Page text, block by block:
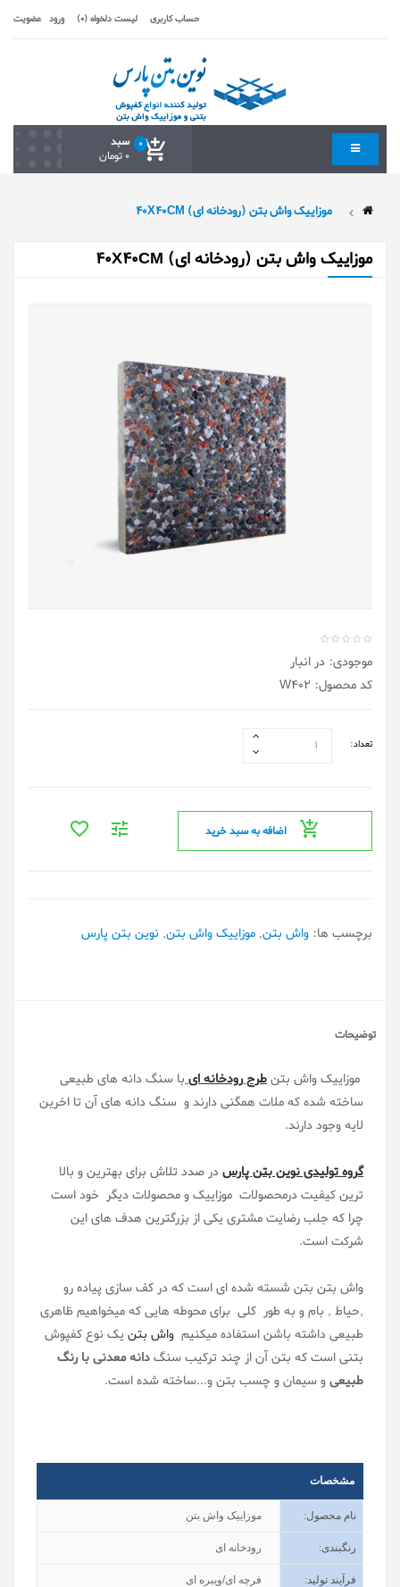
حساب کاربری لیست دلخواه (0) ورود عضویت
سبد 0
0 تومان
موزایيک واش بتن (رودخانه ای) 40X40CM
موزایيک واش بتن (رودخانه ای) 40X40CM
موجودی: در انبار
کد محصول: W402
تعداد:
اضافه به سبد خرید
برچسب ها: واش بتن, موزاییک واش بتن, نوین بتن پارس
توضیحات
موزاییک واش بتنطرح رودخانه ای با سنگ دانه های طبیعی
ساخته شده که ملات همگنی دارند و سنگ دانه های آن تا اخرین
لایه وجود دارند.
گروه تولیدی نوین بتن پارس در صدد تلاش برای بهترین و بالا
ترین کیفیت درمحصولات موزاییک و محصولات دیگر خود است
چرا که جلب رضایت مشتری یکی از بزرگترین هدف های این
شرکت است.
واش بتن بتن شسته شده ای است که در کف سازی پیاده رو
,حیاط , بام و به طور کلی برای محوطه هایی که میخواهیم ظاهری
طبیعی داشته باشن استفاده میکنیم واش بتن یک نوع کفپوش
بتنی است که بتن آن از چند ترکیب سنگدانه معدنی با رنگ
طبیعیو سیمان و چسب بتن و...ساخته شده است.
مشخصات
نام محصول: موزاییک واش بتن
رنگبندی: رودخانه ای
فرآیند تولید: فرچه ای/ویبره ای